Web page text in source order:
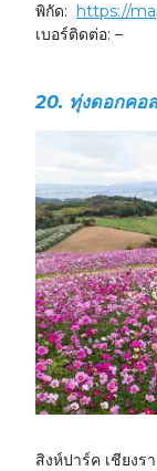
พิกัด:
https://
เบอร์ติดต่อ: –
20. ทุ่งดอกคอ
สิงห์ปาร์ค เชียงร